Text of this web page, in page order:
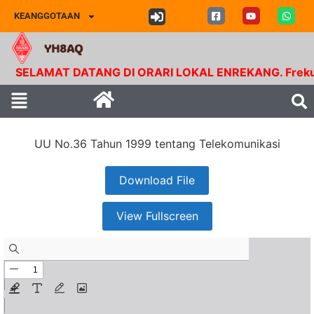
KEANGGOTAAN
YH8AQ
SELAMAT DATANG DI ORARI LOKAL ENREKANG.
UU No.36 Tahun 1999 tentang Telekomunikasi
Download File
View Fullscreen